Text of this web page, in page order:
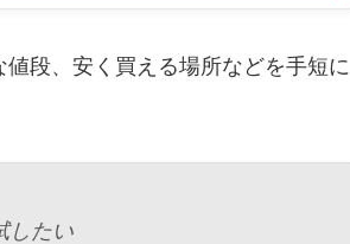
段、安く買える場所などを手短に
したい